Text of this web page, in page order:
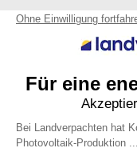
terraren.com
grondverpachten.nl